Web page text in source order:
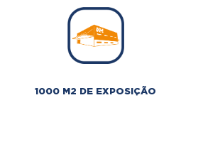
1000 M2 DE EXPOSIÇÃO